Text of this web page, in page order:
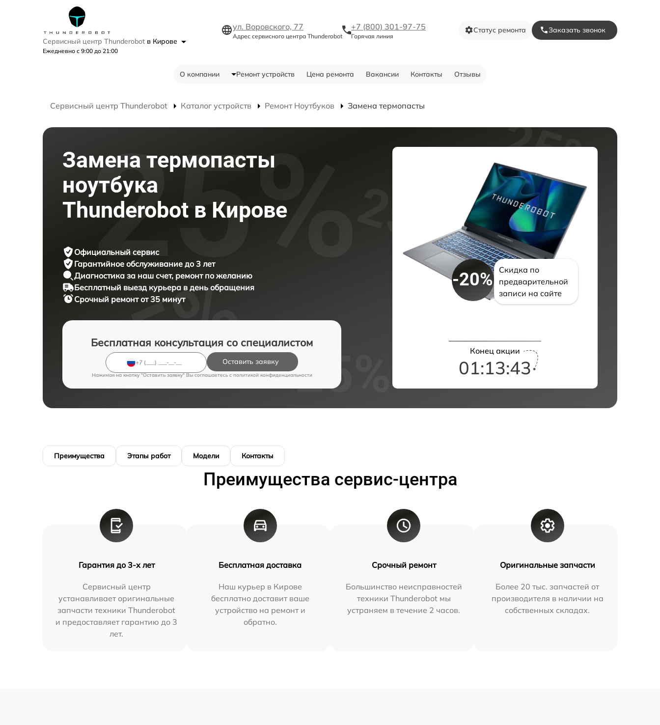
Сервисный центр Thunderobot в Кирове
Ежедневно с 9:00 до 21:00
ул. Воровского, 77
Адрес сервисного центра Thunderobot
+7 (800) 301-97-75
Горячая линия
Статус ремонта Заказать звонок
О компании Ремонт устройств Цена ремонта Вакансии Контакты Отзывы
Сервисный центр Thunderobot Каталог устройств Ремонт Ноутбуков Замена термопасты
Замена термопасты
ноутбука
Thunderobot в Кирове
Официальный сервис
Гарантийное обслуживание до 3 лет
Диагностика за наш счет, ремонт по желанию
Бесплатный выезд курьера в день обращения
Срочный ремонтот 35 минут
Бесплатная консультация со специалистом
Оставить заявку
Нажимая на кнопку "Оставить заявку" Вы соглашаетесь c политикой конфиденциальности
-20%
Скидка по
предварительной
записи на сайте
Конец акции
01:13:42
Преимущества Этапы работ Модели Контакты
Преимущества сервис-центра
Гарантия до 3-х лет
Сервисный центр
устанавливает оригинальные
запчасти техники Thunderobot
и предоставляет гарантию до 3
лет.
Бесплатная доставка
Наш курьер в Кирове
бесплатно доставит ваше
устройство на ремонт и
обратно.
Срочный ремонт
Большинство неисправностей
техники Thunderobot мы
устраняем в течение 2 часов.
Оригинальные запчасти
Более 20 тыс. запчастей от
производителя в наличии на
собственных складах.